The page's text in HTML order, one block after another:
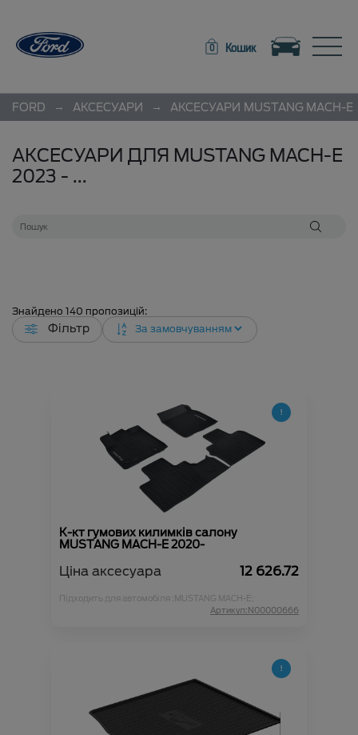
0 Кошик Toggle navigation
FORD → АКСЕСУАРИ → АКСЕСУАРИ MUSTANG MACH-E
АКСЕСУАРИ ДЛЯ MUSTANG MACH-E
2023 - ...
Знайдено 140 пропозицій:
Фільтр
К-кт гумових килимків салону
MUSTANG MACH-E 2020-
Ціна аксесуара 12 626.72
Підходить для автомобіля :MUSTANG MACH-E;
Артикул:N00000666